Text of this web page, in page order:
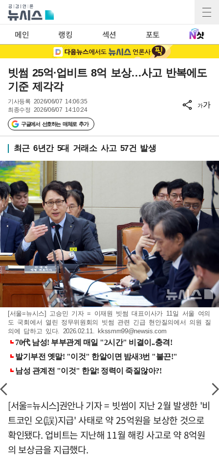
메인 랭킹 섹션 포토
빗썸 25억·업비트 8억 보상…사고 반복에도
기준 제각각
기사등록 2026/06/07 14:06:35
최종수정 2026/06/07 14:10:24
구글에서 선호하는 매체로 추가
가가
최근 6년간 5대 거래소 사고 57건 발생
[서울=뉴시스] 고승민 기자 = 이재원 빗썸 대표이사가 11일 서울 여의
도 국회에서 열린 정무위원회의 빗썸 관련 긴급 현안질의에서 의원 질
의에 답하고 있다. 2026.02.11. kkssmm99@newsis.com
[서울=뉴시스]권안나 기자 = 빗썸이 지난 2월 발생한 '비
트코인 오(誤)지급' 사태로 약 25억원을 보상한 것으로
확인됐다. 업비트는 지난해 11월 해킹 사고로 약 8억원
의 보상금을 지급했다.